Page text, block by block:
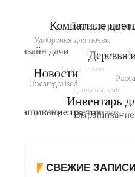
СВЕЖИЕ ЗАПИСИ